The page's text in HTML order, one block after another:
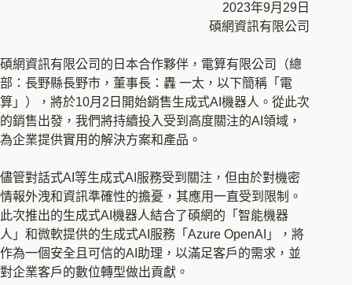
2023年9月29日
碩網資訊有限公司
碩網資訊有限公司的日本合作夥伴，電算有限公司（總
部：長野縣長野市，董事長：轟 一太，以下簡稱「電
算」），將於10月2日開始銷售生成式AI機器人。從此次
的銷售出發，我們將持續投入受到高度關注的AI領域，
為企業提供實用的解決方案和產品。
儘管對話式AI等生成式AI服務受到關注，但由於對機密
情報外洩和資訊準確性的擔憂，其應用一直受到限制。
此次推出的生成式AI機器人結合了碩網的「智能機器
人」和微軟提供的生成式AI服務「Azure OpenAI」，將
作為一個安全且可信的AI助理，以滿足客戶的需求，並
對企業客戶的數位轉型做出貢獻。